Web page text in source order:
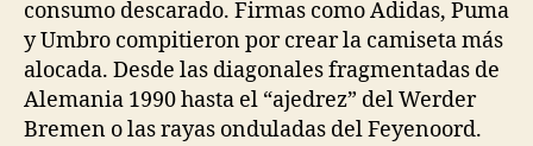
consumo descarado. Firmas como Adidas, Puma
y Umbro compitieron por crear la camiseta más
alocada. Desde las diagonales fragmentadas de
Alemania 1990 hasta el “ajedrez” del Werder
Bremen o las rayas onduladas del Feyenoord.